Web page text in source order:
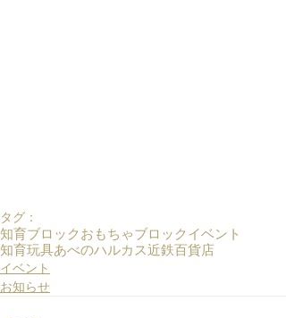
タグ：
知育ブロック おもちゃブロック イベント
知育玩具あべのハルカス近鉄百貨店
イベント
お知らせ